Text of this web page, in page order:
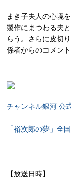
まき子夫人の心境
製作にまつわる夫
らう。さらに皮切
係者からのコメン
チャンネル銀河 公
「裕次郎の夢」全
【放送日時】